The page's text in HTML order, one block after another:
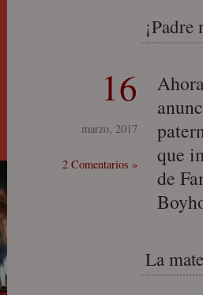
16
marzo, 2017
2 Comentarios »
que
de
La